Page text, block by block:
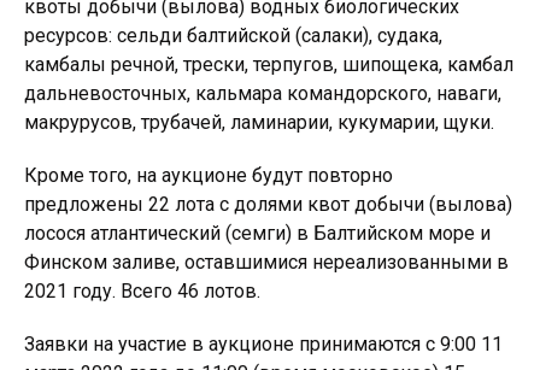
квоты добычи (вылова) водных биологических
ресурсов: сельди балтийской (салаки), судака,
камбалы речной, трески, терпугов, шипощека, камбал
дальневосточных, кальмара командорского, наваги,
макрурусов, трубачей, ламинарии, кукумарии, щуки.
Кроме того, на аукционе будут повторно
предложены 22 лота с долями квот добычи (вылова)
лосося атлантический (семги) в Балтийском море и
Финском заливе, оставшимися нереализованными в
2021 году. Всего 46 лотов.
Заявки на участие в аукционе принимаются с 9:00 11